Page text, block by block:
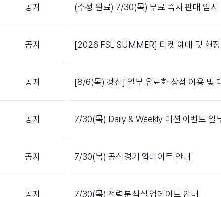
공지 (수정 완료) 7/30(목) 무료 즉시 판매 임시
공지 [2026 FSL SUMMER] 티켓 예매 및 현
공지 [8/6(목) 갱신] 일부 유료화 상점 이용 및
공지 7/30(목) Daily & Weekly 미션 이벤트 일
공지 7/30(목) 공식경기 업데이트 안내
공지 7/30(목) 전력분석실 업데이트 안내